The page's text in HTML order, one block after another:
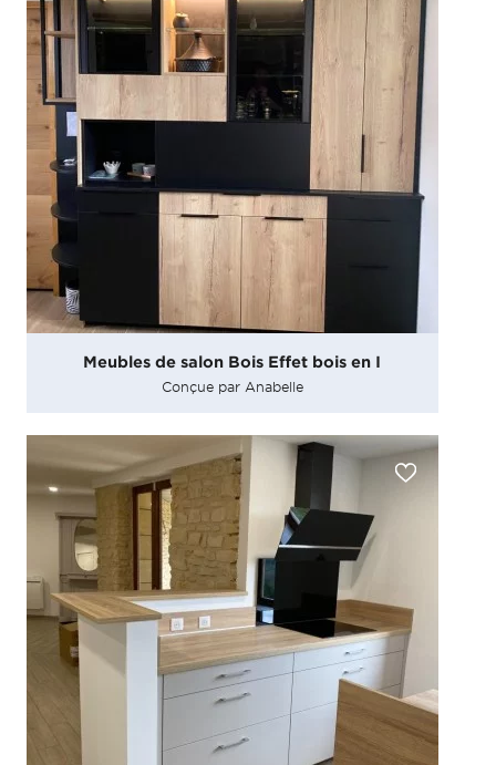
Meubles de salon Bois Effet bois en I
Conçue par Anabelle